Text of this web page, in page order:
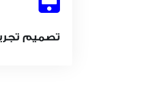
تصميم